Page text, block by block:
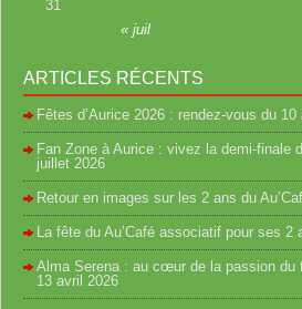
« juil
31
ARTICLES RÉCENTS
Fêtes d’Aurice 2026 : rendez-vous du 10
Fan Zone à Aurice : vivez la demi-finale
juillet 2026
Retour en images sur les 2 ans du
La fête du Au’Café associatif pour ses 2
Alma Serena : au cœur de la passion du
13 avril 2026